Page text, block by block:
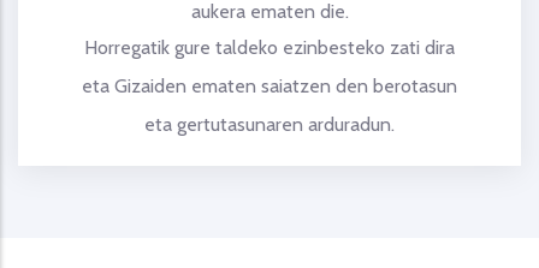
aukera ematen die.
Horregatik gure taldeko ezinbesteko zati dira
eta Gizaiden ematen saiatzen den berotasun
eta gertutasunaren arduradun.